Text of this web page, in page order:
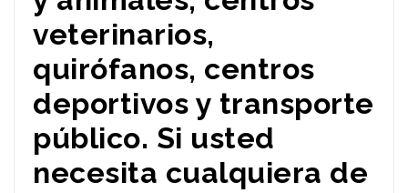
veterinarios,
quirófanos, centros
deportivos y transporte
público. Si usted
necesita cualquiera de